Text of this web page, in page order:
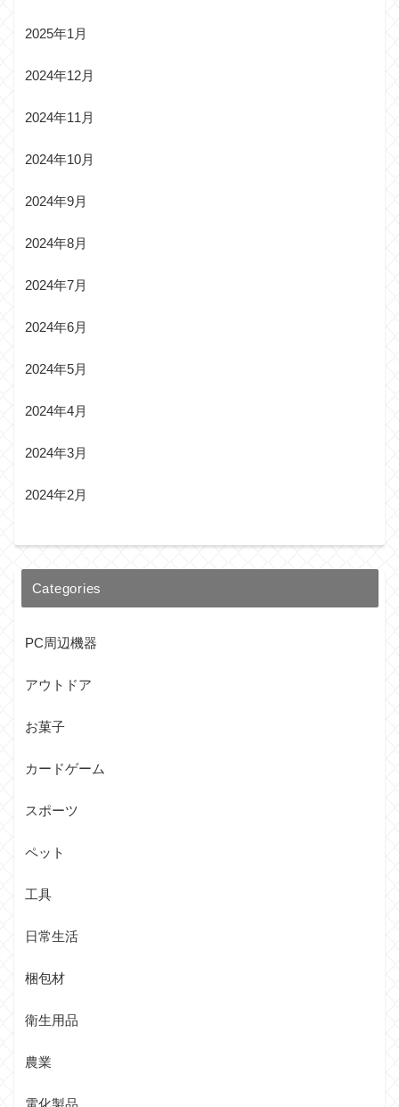
2025年1月
2024年12月
2024年11月
2024年10月
2024年9月
2024年8月
2024年7月
2024年6月
2024年5月
2024年4月
2024年3月
2024年2月
Categories
PC周辺機器
アウトドア
お菓子
カードゲーム
スポーツ
ペット
工具
日常生活
梱包材
衛生用品
農業
電化製品